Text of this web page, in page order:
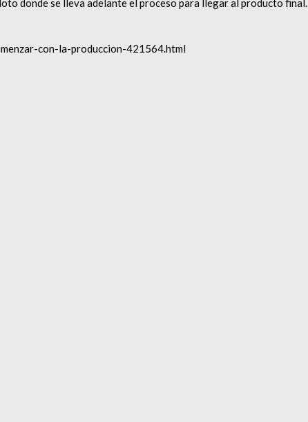
donde se lleva adelante el proceso para llegar al producto final.
con-la-produccion-421564.html